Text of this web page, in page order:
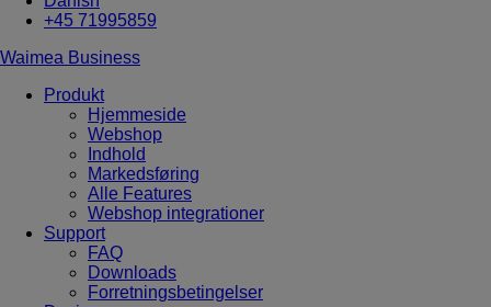
+45 71995859
Waimea Business
Produkt
Hjemmeside
Webshop
Indhold
Markedsføring
Alle Features
Webshop integrationer
Support
FAQ
Downloads
Forretningsbetingelser